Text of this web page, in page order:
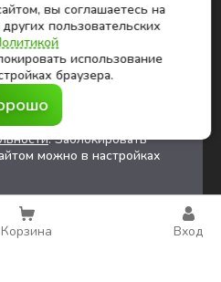
офертой
вы соглашаетесь на
и других
в соответствии с
. Заблокировать
можно в настройках
Корзина Вход
вы соглашаетесь на
пользовательских
использование
браузера.